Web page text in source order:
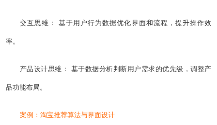
交互思维： 基于用户行为数据优化界面和流程，提升操作效
率。
产品设计思维： 基于数据分析判断用户需求的优先级，调整产
品功能布局。
案例：淘宝推荐算法与界面设计